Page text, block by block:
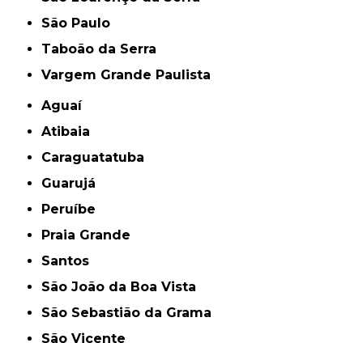
São Paulo
Taboão da Serra
Vargem Grande Paulista
Aguaí
Atibaia
Caraguatatuba
Guarujá
Peruíbe
Praia Grande
Santos
São João da Boa Vista
São Sebastião da Grama
São Vicente